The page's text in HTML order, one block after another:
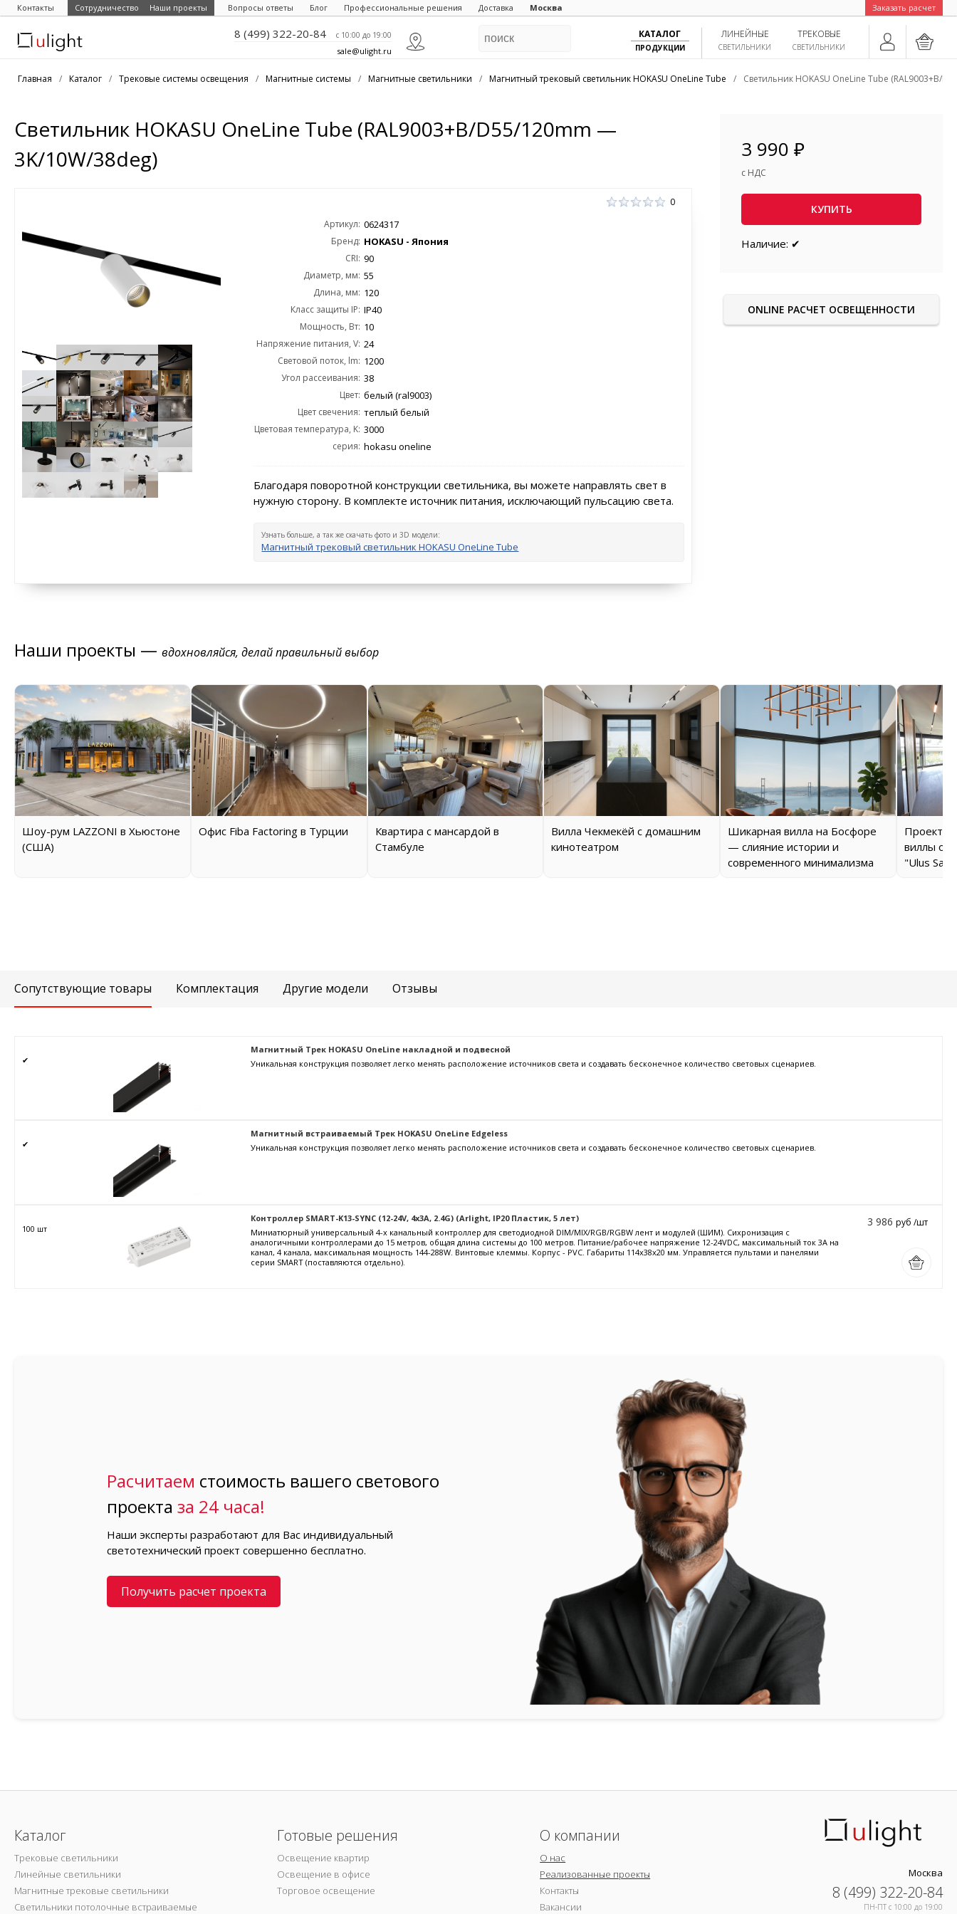
Контакты Сотрудничество Наши проекты Вопросы ответы Блог Профессиональные решения Доставка Москва Заказать расчет
8 (499) 322-20-84 c 10:00 до 19:00
sale@ulight.ru
ТРЕКОВЫЕ
СВЕТИЛЬНИКИ
ЛИНЕЙНЫЕ
СВЕТИЛЬНИКИ
КАТАЛОГ
ПРОДУКЦИИ
Главная / Каталог / Трековые системы освещения / Магнитные системы / Магнитные светильники / Магнитный трековый светильник HOKASU OneLine Tube / Светильник HOKASU OneLine Tube (RAL9003+B/
Светильник HOKASU OneLine Tube (RAL9003+B/D55/120mm —
3K/10W/38deg)
0
Артикул: 0624317
Бренд: HOKASU - Япония
CRI: 90
Диаметр, мм: 55
Длина, мм: 120
Класс защиты IP: IP40
Мощность, Вт: 10
Напряжение питания, V: 24
Световой поток, lm: 1200
Угол рассеивания: 38
Цвет: белый (ral9003)
Цвет свечения: теплый белый
Цветовая температура, K: 3000
серия: hokasu oneline
Благодаря поворотной конструкции светильника, вы можете направлять свет в
нужную сторону. В комплекте источник питания, исключающий пульсацию света.
Узнать больше, а так же скачать фото и 3D модели:
Магнитный трековый светильник HOKASU OneLine Tube
3 990 ₽
с НДС
КУПИТЬ
Наличие: ✔
ONLINE РАСЧЕТ ОСВЕЩЕННОСТИ
Наши проекты — вдохновляйся, делай правильный выбор
Шоу-рум LAZZONI в Хьюстоне
(США)
Офис Fiba Factoring в Турции
Квартира с мансардой в
Стамбуле
Вилла Чекмекёй с домашним
кинотеатром
Шикарная вилла на Босфоре
— слияние истории и
современного минимализма
Проект
виллы от
"Ulus
Сопутствующие товары Комплектация Другие модели Отзывы
✔
Магнитный Трек HOKASU OneLine накладной и подвесной
Уникальная конструкция позволяет легко менять расположение источников света и создавать бесконечное количество световых сценариев.
✔
Магнитный встраиваемый Трек HOKASU OneLine Edgeless
Уникальная конструкция позволяет легко менять расположение источников света и создавать бесконечное количество световых сценариев.
100 шт
Контроллер SMART-K13-SYNC (12-24V, 4x3A, 2.4G) (Arlight, IP20 Пластик, 5 лет)
Миниатюрный универсальный 4-х канальный контроллер для светодиодной DIM/MIX/RGB/RGBW лент и модулей (ШИМ). Сихронизация с
аналогичными контроллерами до 15 метров, общая длина системы до 100 метров. Питание/рабочее напряжение 12-24VDC, максимальный ток 3A на
канал, 4 канала, максимальная мощность 144-288W. Винтовые клеммы. Корпус - PVC. Габариты 114x38x20 мм. Управляется пультами и панелями
серии SMART (поставляются отдельно).
3 986 руб /шт
Расчитаем стоимость вашего светового
проектаза 24 часа!
Наши эксперты разработают для Вас индивидуальный
светотехнический проект совершенно бесплатно.
Получить расчет проекта
Каталог
Трековые светильники
Линейные светильники
Магнитные трековые светильники
Светильники потолочные встраиваемые
Готовые решения
Освещение квартир
Освещение в офисе
Торговое освещение
О компании
О нас
Реализованные проекты
Контакты
Вакансии
Москва
8 (499) 322-20-84
ПН-ПТ c 10:00 до 19:00